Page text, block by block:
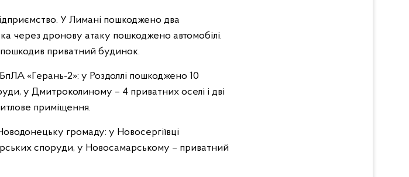
У Лимані пошкоджено два
через дронову атаку пошкоджено автомобілі.
приватний будинок.
«Герань-2»: у Роздоллі пошкоджено 10
у Дмитроколиному – 4 приватних оселі і дві
приміщення.
громаду: у Новосергіївці
споруди, у Новосамарському – приватний